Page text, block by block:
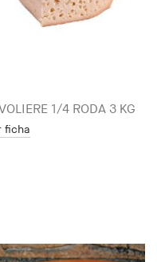
1/4 RODA 3 KG
ficha